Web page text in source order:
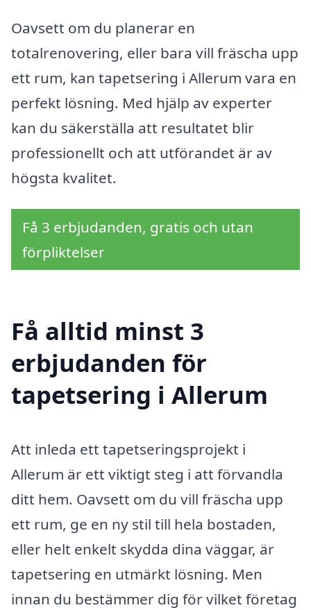
Oavsett om du planerar en
totalrenovering, eller bara vill fräscha upp
ett rum, kan tapetsering i Allerum vara en
perfekt lösning. Med hjälp av experter
kan du säkerställa att resultatet blir
professionellt och att utförandet är av
högsta kvalitet.
Få 3 erbjudanden, gratis och utan
förpliktelser
Få alltid minst 3
erbjudanden för
tapetsering i Allerum
Att inleda ett tapetseringsprojekt i
Allerum är ett viktigt steg i att förvandla
ditt hem. Oavsett om du vill fräscha upp
ett rum, ge en ny stil till hela bostaden,
eller helt enkelt skydda dina väggar, är
tapetsering en utmärkt lösning. Men
innan du bestämmer dig för vilket företag